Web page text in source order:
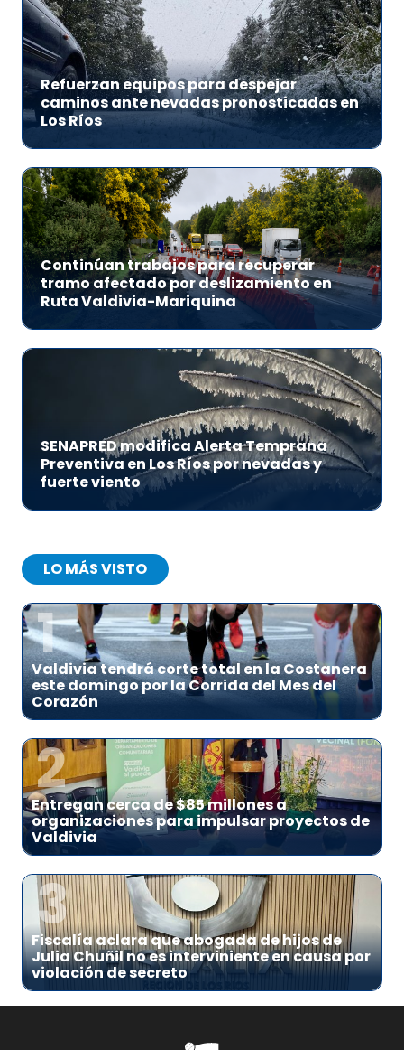
Refuerzan equipos para despejar
caminos ante nevadas pronosticadas en
Los Ríos
Continúan trabajos para recuperar
tramo afectado por deslizamiento en
Ruta Valdivia-Mariquina
SENAPRED modifica Alerta Temprana
Preventiva en Los Ríos por nevadas y
fuerte viento
LO MÁS VISTO
1
Valdivia tendrá corte total en la Costanera
este domingo por la Corrida del Mes del
Corazón
2
Entregan cerca de $85 millones a
organizaciones para impulsar proyectos de
Valdivia
3
Fiscalía aclara que abogada de hijos de
Julia Chuñil no es interviniente en causa por
violación de secreto